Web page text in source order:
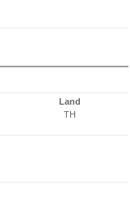
Land
TH